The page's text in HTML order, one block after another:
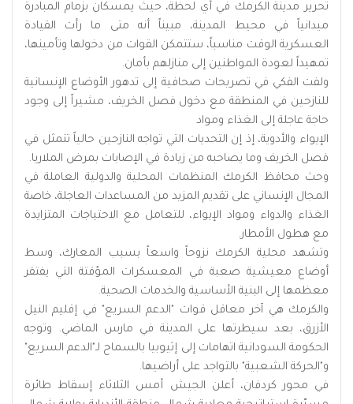
تحرير مدينة الكرمك في أي لحظة، حيث يمسكان بزمام المبادرة
ميدانياً في محيط المدينة، مبيناً أنه متى ما رأت القيادة
العسكرية الوقت مناسباً، ستتمكن القوات من دخولها وتأمينها،
تمهيداً لعودة المواطنين إلى منازلهم بأمان.
ولفت الفكي في تصريحات صحافية إلى تدهور الأوضاع الإنسانية
للنازحين في المنطقة مع دخول فصل الخريف، مشيراً إلى وجود
حاجة عاجلة إلى الغذاء ومواد
الإيواء والأدوية، إذ إن التحديات التي تواجه النازحين حالياً تتمثل في
فصل الخريف وما يصاحبه من زيادة في الإصابات بمرض الملاريا.
وحث محافظ الكرمك المنظمات المحلية والدولية العاملة في
المجال الإنساني على تقديم المزيد من المساعدات العاجلة، خاصة
الغذاء والدواء ومواد الإيواء، للتعامل مع الاحتياجات المتزايدة
مع هطول الأمطار.
وتشهد محلية الكرمك نزوحاً واسعاً بسبب المعارك، وسط
أوضاع معيشية صعبة في المعسكرات المؤقتة التي يفتقر
معظمها إلى البنية الأساسية والخدمات الصحية.
والكرمك هي آخر معاقل قوات "الدعم السريع" في إقليم النيل
الأزرق، بعد سيطرتها على المدينة في مارس الماضي. وتوجه
الحكومة السودانية اتهامات إلى إثيوبيا بالسماح لـ"الدعم السريع"
و"الحركة الشعبية" بالتواجد على أراضيها.
في محور كردفان، أعلن الجيش أمس الثلاثاء إسقاط طائرة